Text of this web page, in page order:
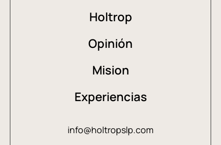
Holtrop
Opinión
Mision
Experiencias
info@holtropslp.com